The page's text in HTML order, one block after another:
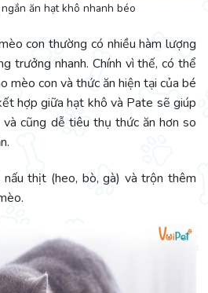
ăn hạt khô nhanh béo
con thường có nhiều hàm lượng
trưởng nhanh. Chính vì thế, có thể
mèo con và thức ăn hiện tại của bé
hợp giữa hạt khô và Pate sẽ giúp
cũng dễ tiêu thụ thức ăn hơn so
nấu thịt (heo, bò, gà) và trộn thêm